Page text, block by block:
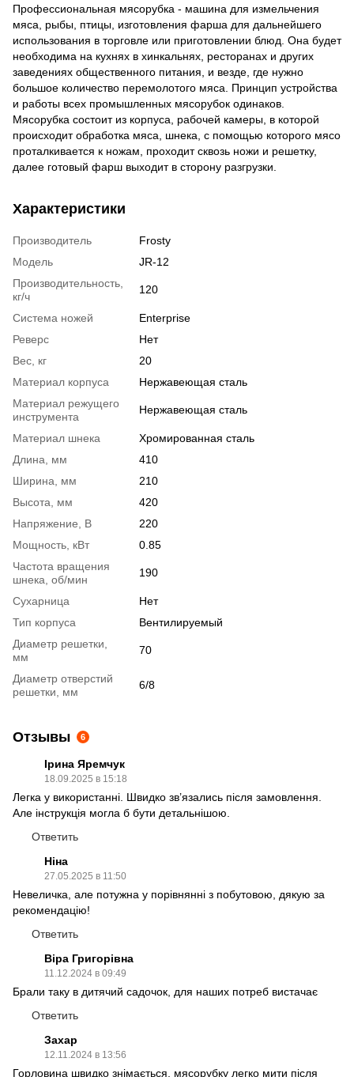
Профессиональная мясорубка - машина для измельчения
мяса, рыбы, птицы, изготовления фарша для дальнейшего
использования в торговле или приготовлении блюд. Она будет
необходима на кухнях в хинкальнях, ресторанах и других
заведениях общественного питания, и везде, где нужно
большое количество перемолотого мяса. Принцип устройства
и работы всех промышленных мясорубок одинаков.
Мясорубка состоит из корпуса, рабочей камеры, в которой
происходит обработка мяса, шнека, с помощью которого мясо
проталкивается к ножам, проходит сквозь ножи и решетку,
далее готовый фарш выходит в сторону разгрузки.
Характеристики
Производитель
Frosty
Модель
JR-12
Производительность,
кг/ч
120
Система ножей
Enterprise
Реверс
Нет
Вес, кг
20
Материал корпуса
Нержавеющая сталь
Материал режущего
инструмента
Нержавеющая сталь
Материал шнека
Хромированная сталь
Длина, мм
410
Ширина, мм
210
Высота, мм
420
Напряжение, В
220
Мощность, кВт
0.85
Частота вращения
шнека, об/мин
190
Сухарница
Нет
Тип корпуса
Вентилируемый
Диаметр решетки,
мм
70
Диаметр отверстий
решетки, мм
6/8
Отзывы 6
Ірина Яремчук
18.09.2025 в 15:18
Легка у використанні. Швидко зв’язались після замовлення.
Але інструкція могла б бути детальнішою.
Ответить
Ніна
27.05.2025 в 11:50
Невеличка, але потужна у порівнянні з побутовою, дякую за
рекомендацію!
Ответить
Віра Григорівна
11.12.2024 в 09:49
Брали таку в дитячий садочок, для наших потреб вистачає
Ответить
Захар
12.11.2024 в 13:56
Горловина швидко знімається, мясорубку легко мити після